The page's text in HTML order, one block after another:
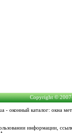
Copyright ©
- оконный каталог: окна
информации,